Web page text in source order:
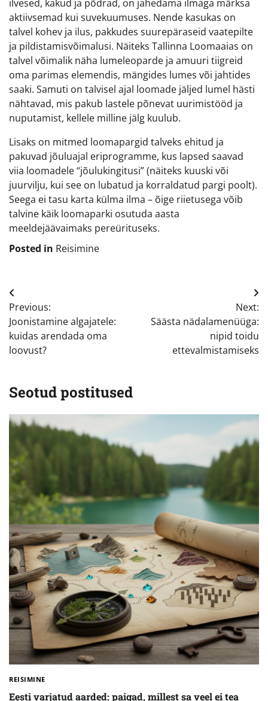
ilvesed, kakud ja põdrad, on jahedama ilmaga märksa
aktiivsemad kui suvekuumuses. Nende kasukas on
talvel kohev ja ilus, pakkudes suurepäraseid vaatepilte
ja pildistamisvõimalusi. Näiteks Tallinna Loomaaias on
talvel võimalik näha lumeleoparde ja amuuri tiigreid
oma parimas elemendis, mängides lumes või jahtides
saaki. Samuti on talvisel ajal loomade jäljed lumel hästi
nähtavad, mis pakub lastele põnevat uurimistööd ja
nuputamist, kellele milline jälg kuulub.
Lisaks on mitmed loomapargid talveks ehitud ja
pakuvad jõuluajal eriprogramme, kus lapsed saavad
viia loomadele “jõulukingitusi” (näiteks kuuski või
juurvilju, kui see on lubatud ja korraldatud pargi poolt).
Seega ei tasu karta külma ilma – õige riietusega võib
talvine käik loomaparki osutuda aasta
meeldejäävaimaks pereürituseks.
Posted in Reisimine
Navigeerimine
Previous:
Joonistamine algajatele:
kuidas arendada oma
loovust?
Next:
Säästa nädalamenüüga:
nipid toidu
ettevalmistamiseks
Seotud postitused
REISIMINE
Eesti varjatud aarded: paigad, millest sa veel ei tea